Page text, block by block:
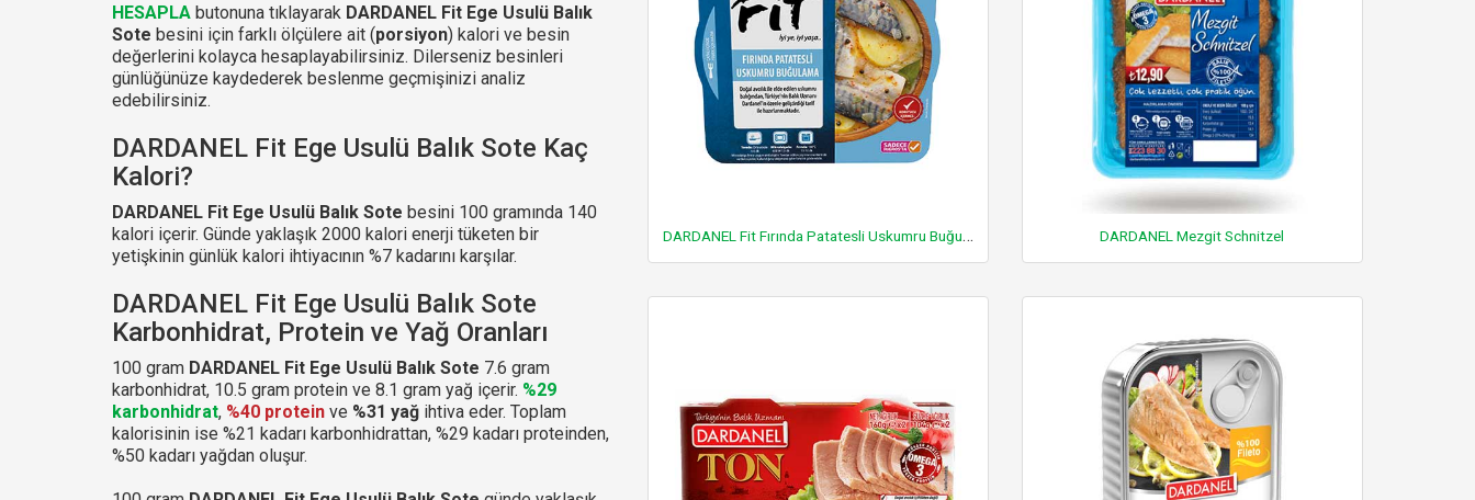
HESAPLA butonuna tıklayarak DARDANEL Fit Ege Usulü Balık
Sote besini için farklı ölçülere ait (porsiyon) kalori ve besin
değerlerini kolayca hesaplayabilirsiniz. Dilerseniz besinleri
günlüğünüze kaydederek beslenme geçmişinizi analiz
edebilirsiniz.
DARDANEL Fit Ege Usulü Balık Sote Kaç
Kalori?
DARDANEL Fit Ege Usulü Balık Sote besini 100 gramında 140
kalori içerir. Günde yaklaşık 2000 kalori enerji tüketen bir
yetişkinin günlük kalori ihtiyacının %7 kadarını karşılar.
DARDANEL Fit Ege Usulü Balık Sote
Karbonhidrat, Protein ve Yağ Oranları
100 gram DARDANEL Fit Ege Usulü Balık Sote 7.6 gram
karbonhidrat, 10.5 gram protein ve 8.1 gram yağ içerir. %29
karbonhidrat, %40 protein ve %31 yağ ihtiva eder. Toplam
kalorisinin ise %21 kadarı karbonhidrattan, %29 kadarı proteinden,
%50 kadarı yağdan oluşur.
DARDANEL Fit Fırında Patatesli Uskumru Buğulama DARDANEL Mezgit Schnitzel